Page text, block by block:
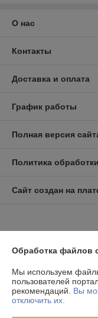
О нас
Контакты
Доставка и оплата
График работы
Полная версия
Политика
Сайт создан на
Информация для
Юридическое лицо:ООО
РБ, г.Минск, ул.
Регистрационный
Обработка файлов
Мы используем
пользователей
рекомендаций. Вы
отключить их.